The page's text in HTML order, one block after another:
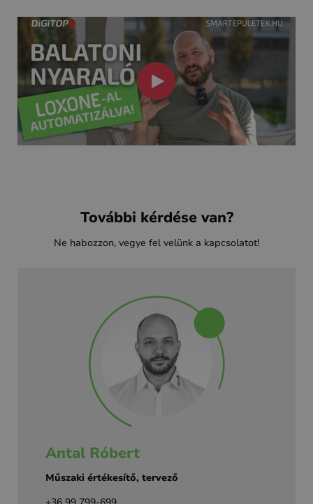
További kérdése van?
Ne habozzon, vegye fel velünk a kapcsolatot!
Antal Róbert
Műszaki értékesítő, tervező